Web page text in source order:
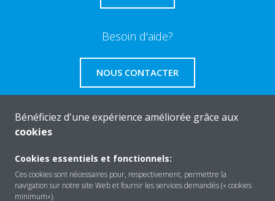
Besoin d'aide?
NOUS CONTACTER
Solutions
Bénéficiez d'une expérience améliorée grâce aux
cookies
Cookies essentiels et fonctionnels:
Ces cookies sont nécessaires pour, respectivement, permettre la
navigation sur notre site Web et fournir les services demandés (« cookies
minimum»).